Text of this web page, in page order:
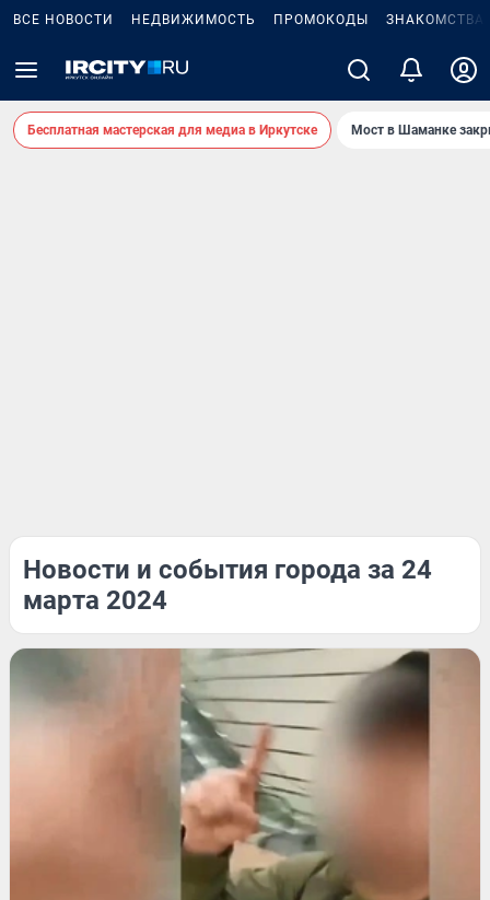
ВСЕ НОВОСТИ НЕДВИЖИМОСТЬ ПРОМОКОДЫ ЗНАКОМСТВА
Бесплатная мастерская для медиа в Иркутске Мост в Шаманке
Новости и события города за 24
марта 2024